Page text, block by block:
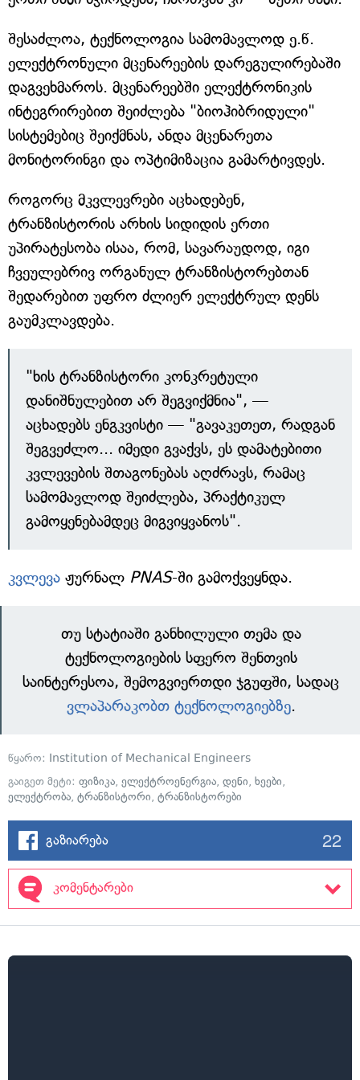
შესაძლოა, ტექნოლოგია სამომავლოდ ე.წ.
ელექტრონული მცენარეების დარეგულირებაში
დაგვეხმაროს. მცენარეებში ელექტრონიკის
ინტეგრირებით შეიძლება "ბიოჰიბრიდული"
სისტემებიც შეიქმნას, ანდა მცენარეთა
მონიტორინგი და ოპტიმიზაცია გამარტივდეს.
როგორც მკვლევრები აცხადებენ,
ტრანზისტორის არხის სიდიდის ერთი
უპირატესობა ისაა, რომ, სავარაუდოდ, იგი
ჩვეულებრივ ორგანულ ტრანზისტორებთან
შედარებით უფრო ძლიერ ელექტრულ დენს
გაუმკლავდება.
"ხის ტრანზისტორი კონკრეტული
დანიშნულებით არ შეგვიქმნია", —
აცხადებს ენგკვისტი — "გავაკეთეთ, რადგან
შეგვეძლო... იმედი გვაქვს, ეს დამატებითი
კვლევების შთაგონებას აღძრავს, რამაც
სამომავლოდ შეიძლება, პრაქტიკულ
გამოყენებამდეც მიგვიყვანოს".
კვლევა ჟურნალ PNAS-ში გამოქვეყნდა.
თუ სტატიაში განხილული თემა და
ტექნოლოგიების სფერო შენთვის
საინტერესოა, შემოგვიერთდი ჯგუფში, სადაც
ვლაპარაკობთ ტექნოლოგიებზე.
წყარო: Institution of Mechanical Engineers
გაიგეთ მეტი: ფიზიკა, ელექტროენერგია, დენი, ხეები,
ელექტრობა, ტრანზისტორი, ტრანზისტორები
გაზიარება 22
კომენტარები